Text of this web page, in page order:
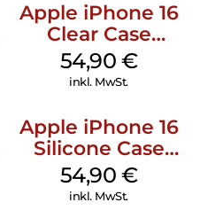
Apple iPhone 16
Clear Case
MagSafe
Transparent
54,90 €
inkl. MwSt.
Apple iPhone 16
Silicone Case
MagSafe Black
54,90 €
inkl. MwSt.